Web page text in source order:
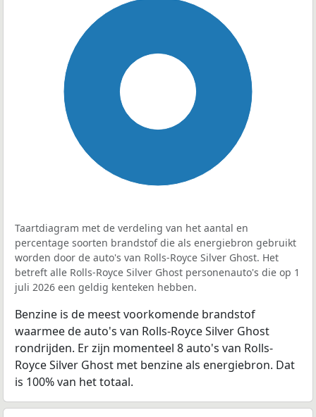
Taartdiagram met de verdeling van het aantal en
percentage soorten brandstof die als energiebron gebruikt
worden door de auto's van Rolls-Royce Silver Ghost. Het
betreft alle Rolls-Royce Silver Ghost personenauto's die op 1
juli 2026 een geldig kenteken hebben.
Benzine is de meest voorkomende brandstof
waarmee de auto's van Rolls-Royce Silver Ghost
rondrijden. Er zijn momenteel 8 auto's van Rolls-
Royce Silver Ghost met benzine als energiebron. Dat
is 100% van het totaal.